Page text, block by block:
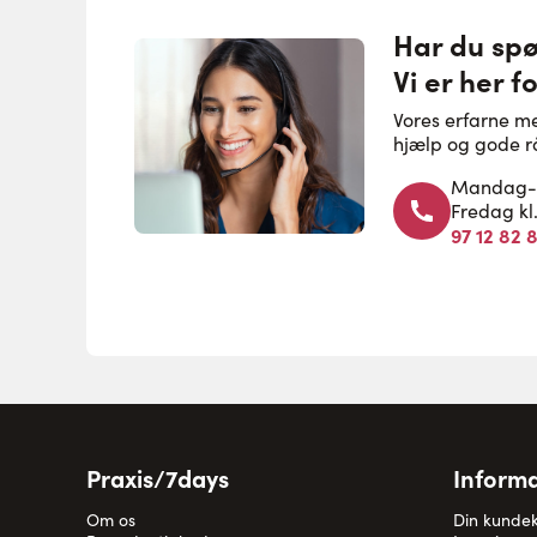
Har du
Vi er her
Vores erfarne
hjælp og gode
Fredag
97 12 82
Praxis/7days
Om os
Din